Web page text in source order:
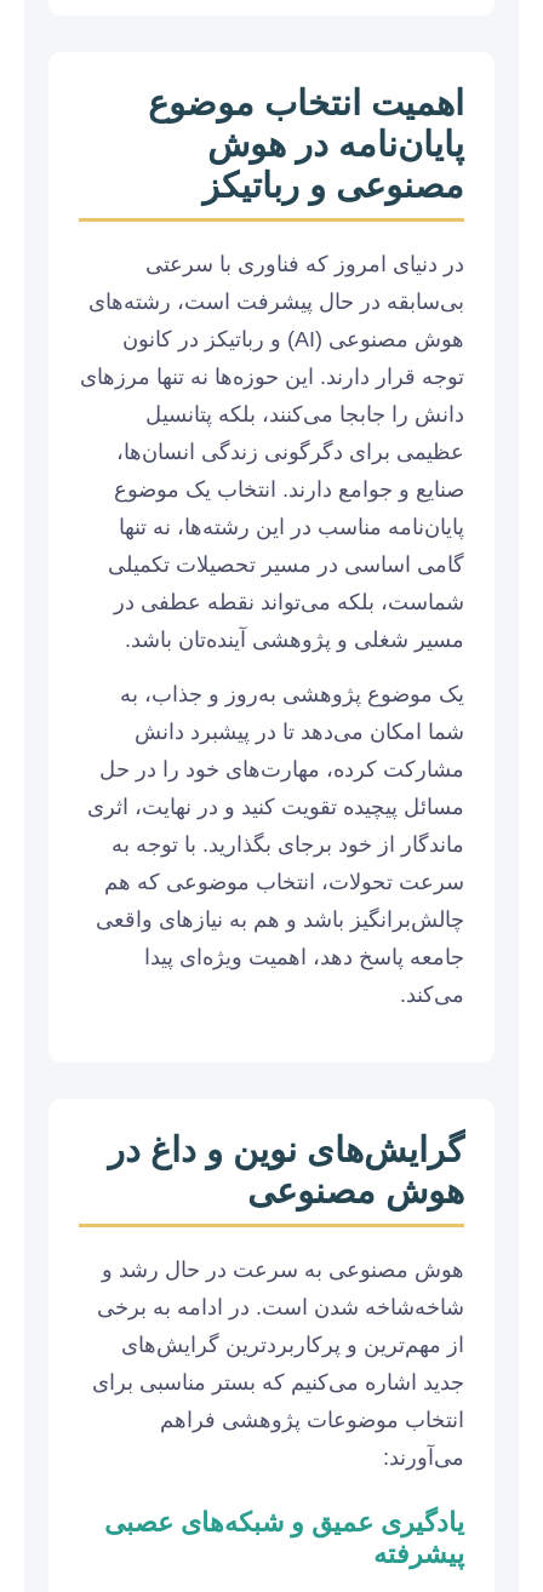
اهمیت انتخاب موضوع
پایان‌نامه در هوش
مصنوعی و رباتیکز
در دنیای امروز که فناوری با سرعتی
بی‌سابقه در حال پیشرفت است، رشته‌های
هوش مصنوعی (AI) و رباتیکز در کانون
توجه قرار دارند. این حوزه‌ها نه تنها مرزهای
دانش را جابجا می‌کنند، بلکه پتانسیل
عظیمی برای دگرگونی زندگی انسان‌ها،
صنایع و جوامع دارند. انتخاب یک موضوع
پایان‌نامه مناسب در این رشته‌ها، نه تنها
گامی اساسی در مسیر تحصیلات تکمیلی
شماست، بلکه می‌تواند نقطه عطفی در
مسیر شغلی و پژوهشی آینده‌تان باشد.
یک موضوع پژوهشی به‌روز و جذاب، به
شما امکان می‌دهد تا در پیشبرد دانش
مشارکت کرده، مهارت‌های خود را در حل
مسائل پیچیده تقویت کنید و در نهایت، اثری
ماندگار از خود برجای بگذارید. با توجه به
سرعت تحولات، انتخاب موضوعی که هم
چالش‌برانگیز باشد و هم به نیازهای واقعی
جامعه پاسخ دهد، اهمیت ویژه‌ای پیدا
می‌کند.
گرایش‌های نوین و داغ در
هوش مصنوعی
هوش مصنوعی به سرعت در حال رشد و
شاخه‌شاخه شدن است. در ادامه به برخی
از مهم‌ترین و پرکاربردترین گرایش‌های
جدید اشاره می‌کنیم که بستر مناسبی برای
انتخاب موضوعات پژوهشی فراهم
می‌آورند:
یادگیری عمیق و شبکه‌های عصبی
پیشرفته